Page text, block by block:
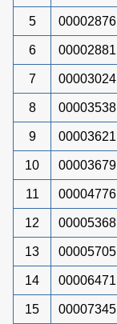
5 00002876
6 00002881
7 00003024
8 00003538
9 00003621
10 00003679
11 00004776
12 00005368
13 00005705
14 00006471
15 00007345